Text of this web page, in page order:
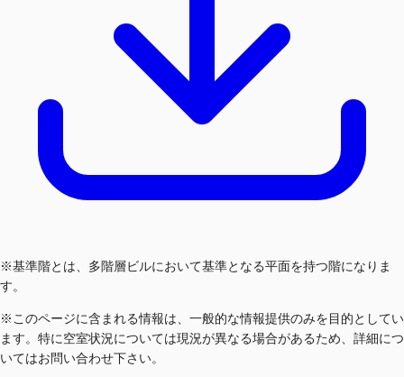
※基準階とは、多階層ビルにおいて基準となる平面を持つ階になりま
す。
※このページに含まれる情報は、一般的な情報提供のみを目的としてい
ます。特に空室状況については現況が異なる場合があるため、詳細につ
いてはお問い合わせ下さい。